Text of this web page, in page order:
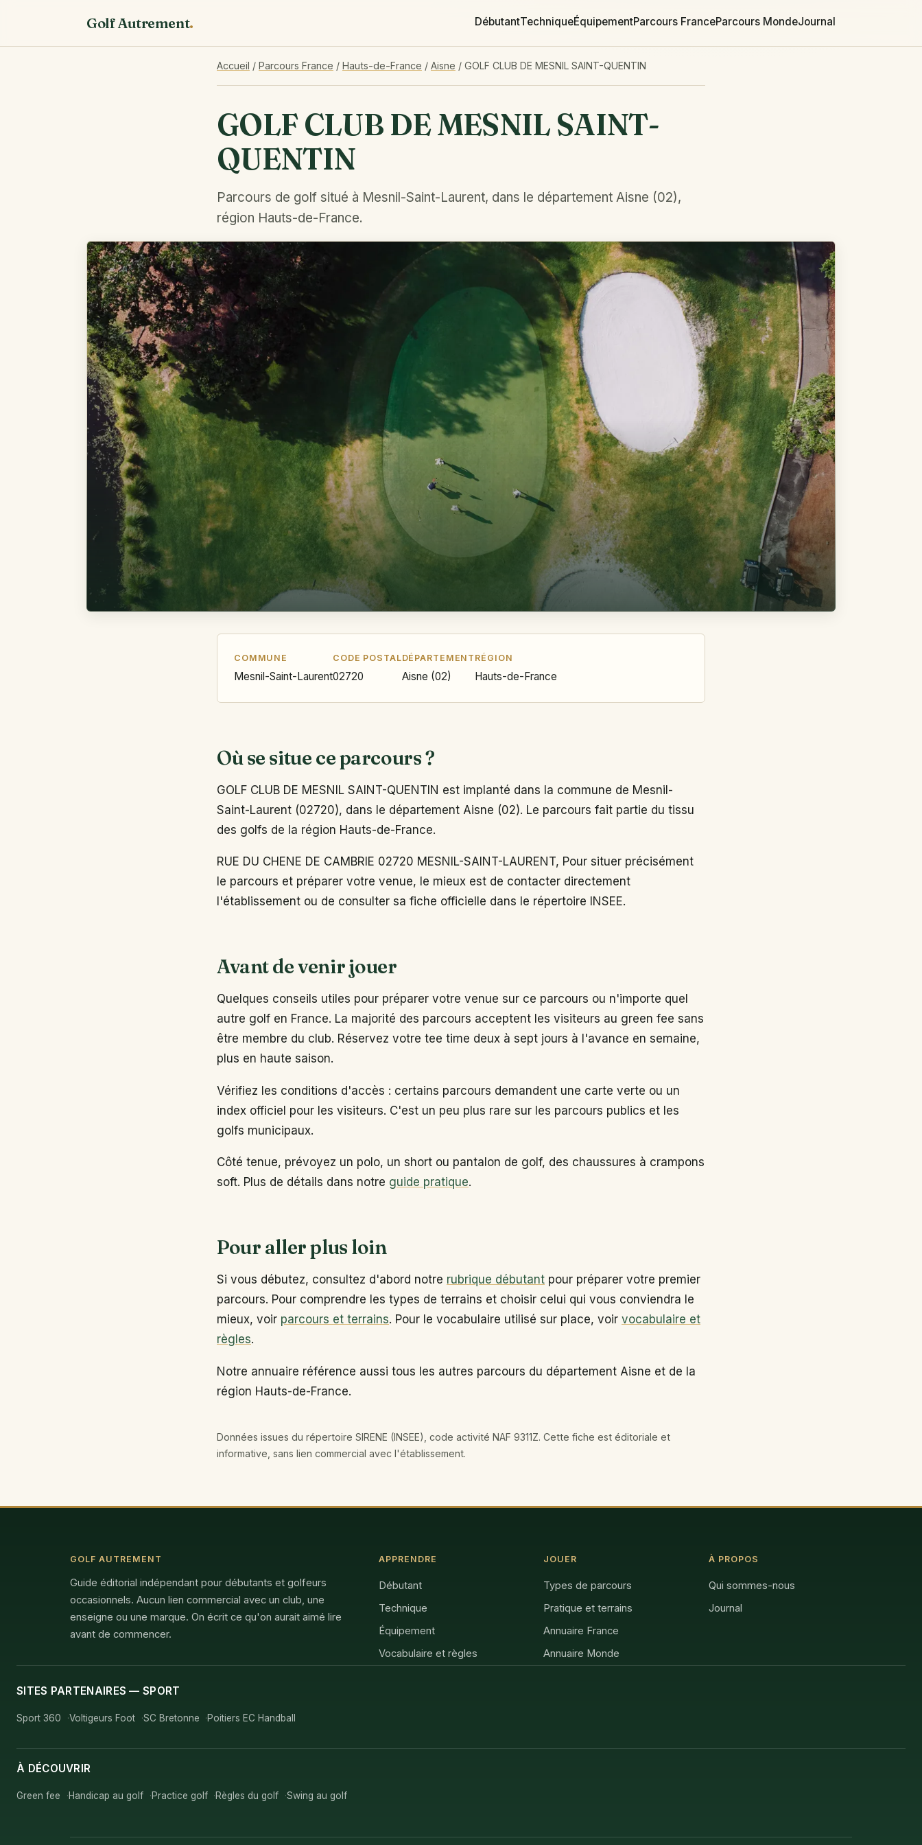
Golf Autrement. DébutantTechniqueÉquipementParcours FranceParcours MondeJournal
Accueil / Parcours France / Hauts-de-France / Aisne / GOLF CLUB DE MESNIL SAINT-QUENTIN
GOLF CLUB DE MESNIL SAINT-
QUENTIN
Parcours de golf situé à Mesnil-Saint-Laurent, dans le département Aisne (02),
région Hauts-de-France.
COMMUNE
Mesnil-Saint-Laurent
CODE POSTAL
02720
DÉPARTEMENT
Aisne (02)
RÉGION
Hauts-de-France
Où se situe ce parcours ?
GOLF CLUB DE MESNIL SAINT-QUENTIN est implanté dans la commune de Mesnil-
Saint-Laurent (02720), dans le département Aisne (02). Le parcours fait partie du tissu
des golfs de la région Hauts-de-France.
RUE DU CHENE DE CAMBRIE 02720 MESNIL-SAINT-LAURENT, Pour situer précisément
le parcours et préparer votre venue, le mieux est de contacter directement
l'établissement ou de consulter sa fiche officielle dans le répertoire INSEE.
Avant de venir jouer
Quelques conseils utiles pour préparer votre venue sur ce parcours ou n'importe quel
autre golf en France. La majorité des parcours acceptent les visiteurs au green fee sans
être membre du club. Réservez votre tee time deux à sept jours à l'avance en semaine,
plus en haute saison.
Vérifiez les conditions d'accès : certains parcours demandent une carte verte ou un
index officiel pour les visiteurs. C'est un peu plus rare sur les parcours publics et les
golfs municipaux.
Côté tenue, prévoyez un polo, un short ou pantalon de golf, des chaussures à crampons
soft. Plus de détails dans notre guide pratique.
Pour aller plus loin
Si vous débutez, consultez d'abord notre rubrique débutant pour préparer votre premier
parcours. Pour comprendre les types de terrains et choisir celui qui vous conviendra le
mieux, voir parcours et terrains. Pour le vocabulaire utilisé sur place, voir vocabulaire et
règles.
Notre annuaire référence aussi tous les autres parcours du département Aisne et de la
région Hauts-de-France.
Données issues du répertoire SIRENE (INSEE), code activité NAF 9311Z. Cette fiche est éditoriale et
informative, sans lien commercial avec l'établissement.
GOLF AUTREMENT
Guide éditorial indépendant pour débutants et golfeurs
occasionnels. Aucun lien commercial avec un club, une
enseigne ou une marque. On écrit ce qu'on aurait aimé lire
avant de commencer.
APPRENDRE
Débutant
Technique
Équipement
Vocabulaire et règles
JOUER
Types de parcours
Pratique et terrains
Annuaire France
Annuaire Monde
À PROPOS
Qui sommes-nous
Journal
SITES PARTENAIRES — SPORT
Sport 360 Voltigeurs Foot SC Bretonne Poitiers EC Handball
À DÉCOUVRIR
Green fee Handicap au golf Practice golf Règles du golf Swing au golf